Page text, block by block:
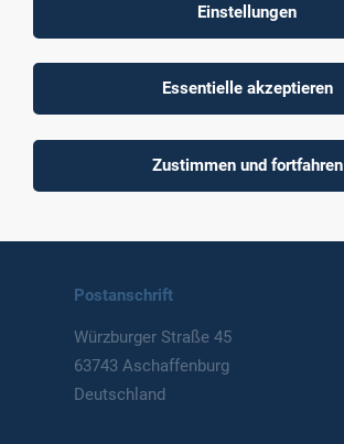
Technische Hochschule
Aschaffenburg
Postanschrift
Würzburger Straße 45
63743 Aschaffenburg
Deutschland
Einstellungen
Essentielle akzeptieren
Zustimmen und fortfahren